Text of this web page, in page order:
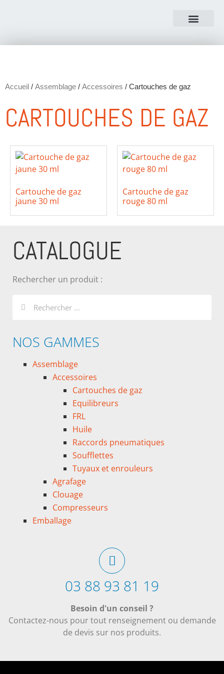
CATALOGUE
Rechercher un produit :
NOS GAMMES
Assemblage
Accessoires
Cartouches de gaz
Equilibreurs
FRL
Huile
Raccords pneumatiques
Soufflettes
Tuyaux et enrouleurs
Agrafage
Clouage
Compresseurs
Emballage
03 88 93 81 19
Besoin d'un conseil ?
Contactez-nous pour tout renseignement ou demande
de devis sur nos produits.
Accueil / Assemblage / Accessoires / Cartouches de gaz
CARTOUCHES DE GAZ
Cartouche de gaz
jaune 30 ml
Cartouche de gaz
rouge 80 ml